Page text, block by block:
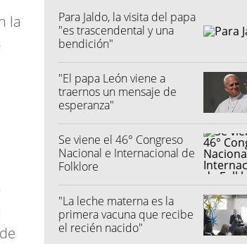
la
Para Jaldo, la visita del papa
"es trascendental y una
bendición"
"El papa León viene a
traernos un mensaje de
esperanza"
Se viene el 46° Congreso
Nacional e Internacional de
Folklore
"La leche materna es la
primera vacuna que recibe
el recién nacido"